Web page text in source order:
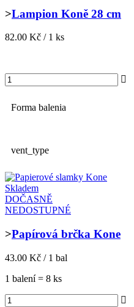
>Lampion Koně 28 cm
82.00 Kč / 1 ks
Forma balenia
vent_type
Skladem
DOČASNĚ
NEDOSTUPNÉ
>Papírová brčka Kone
43.00 Kč / 1 bal
1 balení = 8 ks